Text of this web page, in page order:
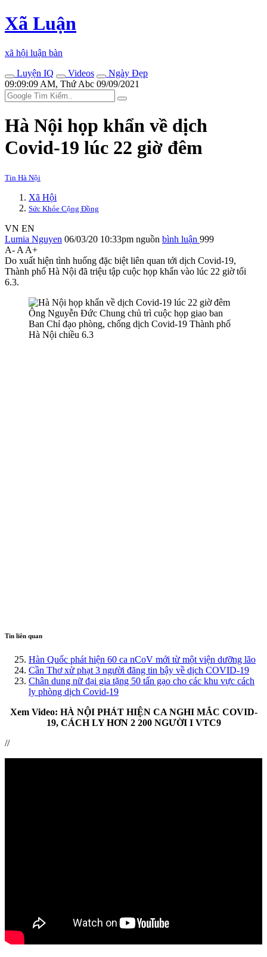
Xã Luận
xã hội luận bàn
Luyện IQ
Videos
Ngày Đẹp
09:09:09 AM, Thứ Abc 09/09/2021
Hà Nội họp khẩn về dịch
Covid-19 lúc 22 giờ đêm
Tin Hà Nội
Xã Hội
Sức Khỏe Cộng Đồng
VN EN
Lumia Nguyen 06/03/20 10:33pm nguồn bình luận 999
A- A A+
Do xuất hiện tình huống đặc biệt liên quan tới dịch Covid-19,
Thành phố Hà Nội đã triệu tập cuộc họp khẩn vào lúc 22 giờ tối
6.3.
Ông Nguyễn Đức Chung chủ trì cuộc họp giao ban
Ban Chỉ đạo phòng, chống dịch Covid-19 Thành phố
Hà Nội chiều 6.3
Tin liên quan
Hàn Quốc phát hiện 60 ca nCoV mới từ một viện dưỡng lão
Cần Thơ xử phạt 3 người đăng tin bậy về dịch COVID-19
Chân dung nữ đại gia tặng 50 tấn gạo cho các khu vực cách
ly phòng dịch Covid-19
Xem Video: HÀ NỘI PHÁT HIỆN CA NGHI MẮC COVID-
19, CÁCH LY HƠN 2 200 NGƯỜI I VTC9
//